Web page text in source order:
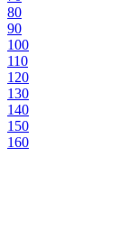
80
90
100
110
120
130
140
150
160